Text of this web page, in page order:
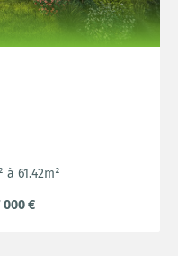
61.42m²
000 €